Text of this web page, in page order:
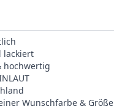
lackiert
hochwertig
Wunschfarbe & Größe